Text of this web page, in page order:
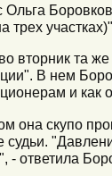
Ольга
трех
вторник та
В нем
и как
она скупо
судьи.
- ответила